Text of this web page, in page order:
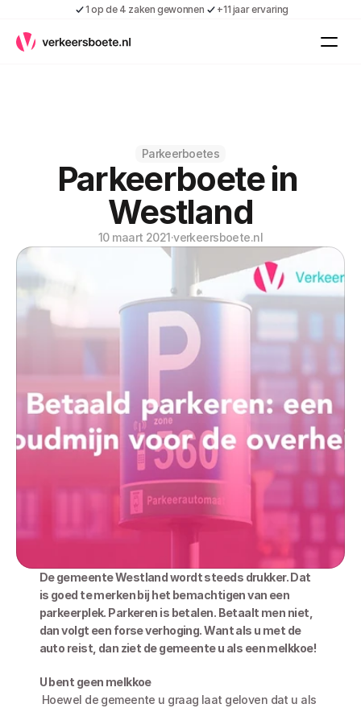
1 op de 4 zaken gewonnen +11 jaar ervaring
Kennis
Contact
Shop
Over ons
Inloggen
Parkeerboetes
Parkeerboete in
Westland
10 maart 2021·verkeersboete.nl
De gemeente Westland wordt steeds drukker. Dat
is goed te merken bij het bemachtigen van een
parkeerplek. Parkeren is betalen. Betaalt men niet,
dan volgt een forse verhoging. Want als u met de
auto reist, dan ziet de gemeente u als een melkkoe!
U bent geen melkkoe